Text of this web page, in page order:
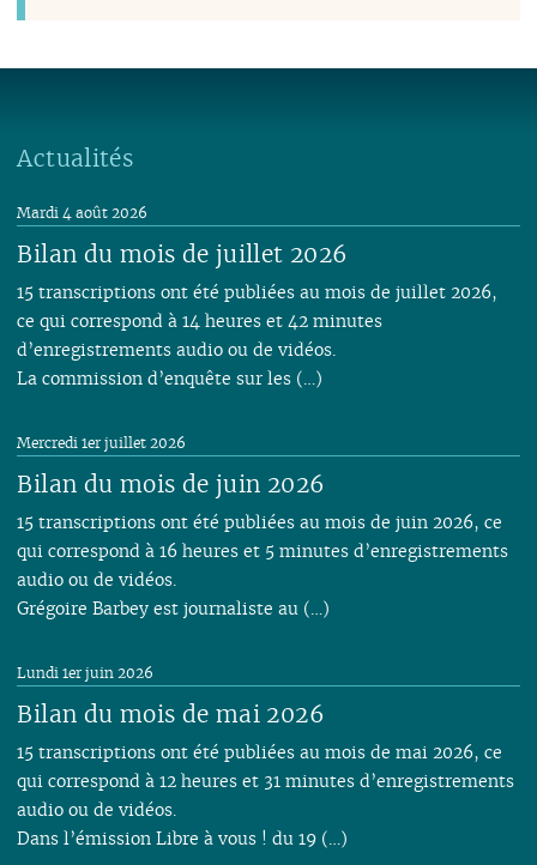
Actualités
Bilan du mois de juillet 2026
Mardi 4 août 2026
15 transcriptions ont été publiées au mois de juillet 2026,
ce qui correspond à 14 heures et 42 minutes
d’enregistrements audio ou de vidéos.
La commission d’enquête sur les (…)
Bilan du mois de juin 2026
Mercredi 1er juillet 2026
15 transcriptions ont été publiées au mois de juin 2026, ce
qui correspond à 16 heures et 5 minutes d’enregistrements
audio ou de vidéos.
Grégoire Barbey est journaliste au (…)
Bilan du mois de mai 2026
Lundi 1er juin 2026
15 transcriptions ont été publiées au mois de mai 2026, ce
qui correspond à 12 heures et 31 minutes d’enregistrements
audio ou de vidéos.
Dans l’émission Libre à vous ! du 19 (…)